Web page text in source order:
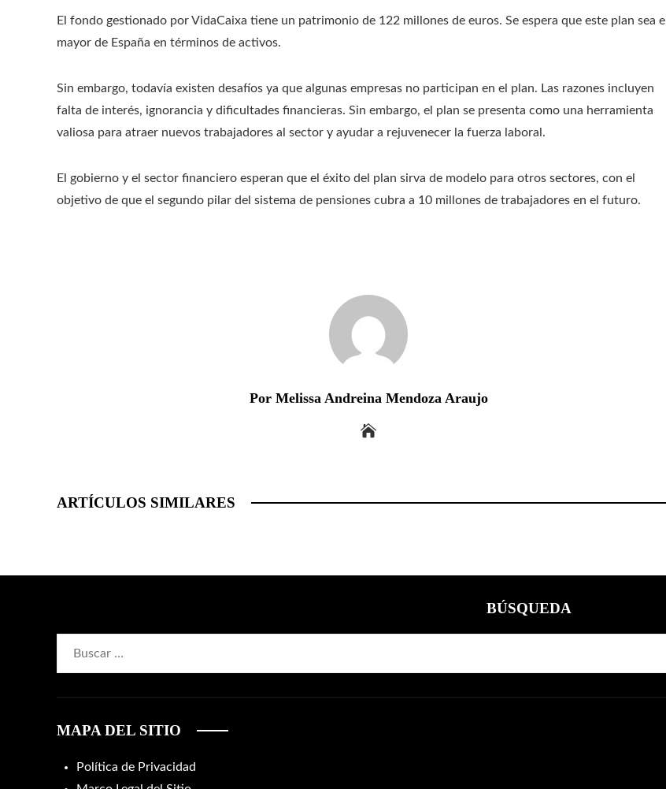
El fondo gestionado por VidaCaixa tiene un patrimonio de 122 millones de euros. Se espera que este plan sea el
mayor de España en términos de activos.
Sin embargo, todavía existen desafíos ya que algunas empresas no participan en el plan. Las razones incluyen
falta de interés, ignorancia y dificultades financieras. Sin embargo, el plan se presenta como una herramienta
valiosa para atraer nuevos trabajadores al sector y ayudar a rejuvenecer la fuerza laboral.
El gobierno y el sector financiero esperan que el éxito del plan sirva de modelo para otros sectores, con el
objetivo de que el segundo pilar del sistema de pensiones cubra a 10 millones de trabajadores en el futuro.
Por Melissa Andreina Mendoza Araujo
ARTÍCULOS SIMILARES
BÚSQUEDA
MAPA DEL SITIO
Política de Privacidad